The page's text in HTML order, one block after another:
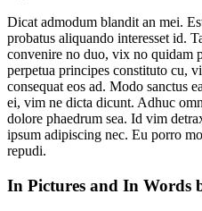
Dicat admodum blandit an mei.
probatus aliquando interesset id.
convenire no duo, vix no quidam
perpetua principes constituto cu,
consequat eos ad. Modo sanctus
ei, vim ne dicta dicunt. Adhuc
dolore phaedrum sea. Id vim
ipsum adipiscing nec. Eu porro
repudi.
In Pictures and In Words